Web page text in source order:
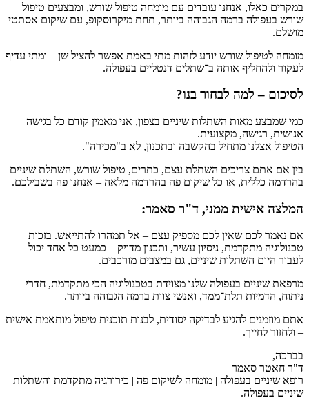
במקרים כאלו, אנחנו עובדים עם מומחה טיפול שורש, ומבצעים טיפול
שורש בעפולה ברמה הגבוהה ביותר, תחת מיקרוסקופ, עם שיקום אסתטי
מושלם.
מומחה לטיפול שורש יודע לזהות מתי באמת אפשר להציל שן – ומתי עדיף
לעקור ולהחליף אותה ב־שתלים דנטליים בעפולה.
לסיכום – למה לבחור בנו?
כמי שמבצע מאות השתלות שיניים בצפון, אני מאמין קודם כל בגישה
אנושית, רגישה, מקצועית.
הטיפול אצלנו מתחיל בהקשבה ובתכנון, לא ב"מכירה".
בין אם אתם צריכים השתלת עצם, כתרים, טיפול שורש, השתלת שיניים
בהרדמה כללית, או כל שיקום פה בהרדמה מלאה – אנחנו פה בשבילכם.
המלצה אישית ממני, ד"ר סאמר:
אם נאמר לכם שאין לכם מספיק עצם – אל תמהרו להתייאש. בזכות
טכנולוגיה מתקדמת, ניסיון עשיר, ותכנון מדויק – כמעט כל אחד יכול
לעבור היום השתלות שיניים, גם במצבים מורכבים.
מרפאת שיניים בעפולה שלנו מצוידת בטכנולוגיה הכי מתקדמת, חדרי
ניתוח, הדמיות תלת־ממד, ואנשי צוות ברמה הגבוהה ביותר.
אתם מוזמנים להגיע לבדיקה יסודית, לבנות תוכנית טיפול מותאמת אישית
– ולחזור לחייך.
בברכה,
ד"ר חאטר סאמר
רופא שיניים בעפולה | מומחה לשיקום פה | כירורגיה מתקדמת והשתלות
שיניים בעפולה.